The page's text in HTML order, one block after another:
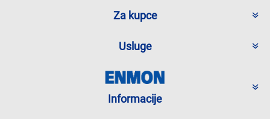
Za kupce
Usluge
Informacije